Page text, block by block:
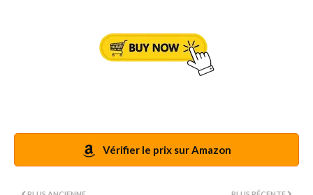
Vérifier le prix sur Amazon